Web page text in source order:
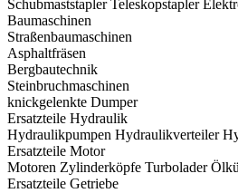
Schubmaststapler Teleskopstapler
Baumaschinen
Straßenbaumaschinen
Asphaltfräsen
Bergbautechnik
Steinbruchmaschinen
knickgelenkte Dumper
Ersatzteile Hydraulik
Hydraulikpumpen Hydraulikverteiler
Ersatzteile Motor
Motoren Zylinderköpfe Turbolader
Ersatzteile Getriebe